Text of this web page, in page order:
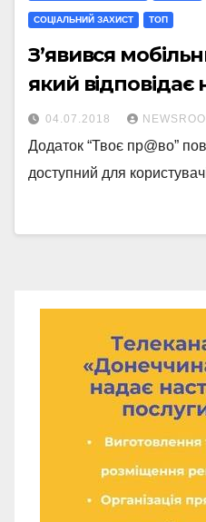
СОЦІАЛЬНИЙ ЗАХИСТ ТОП
З’явився
який
04.07.2018
Додаток “Твоє пр@во”
доступний для